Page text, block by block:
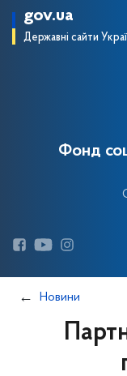
gov.ua
Державні сайти
Фонд
Новини